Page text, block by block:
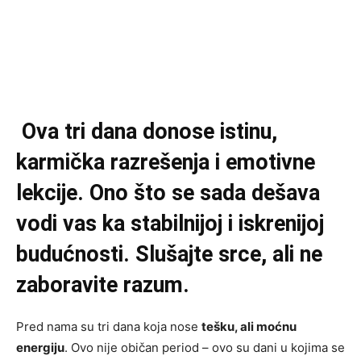
Ova tri dana donose istinu,
karmička razrešenja i emotivne
lekcije. Ono što se sada dešava
vodi vas ka stabilnijoj i iskrenijoj
budućnosti. Slušajte srce, ali ne
zaboravite razum.
Pred nama su tri dana koja nose tešku, ali moćnu
energiju. Ovo nije običan period – ovo su dani u kojima se